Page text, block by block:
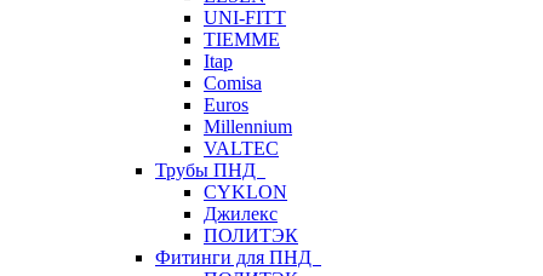
UNI-FITT
TIEMME
Itap
Comisa
Euros
Millennium
VALTEC
Трубы ПНД
CYKLON
Джилекс
ПОЛИТЭК
Фитинги для ПНД